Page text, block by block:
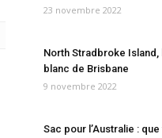
23 novembre 2022
North Stradbroke Island,
blanc de Brisbane
9 novembre 2022
Sac pour l’Australie : que